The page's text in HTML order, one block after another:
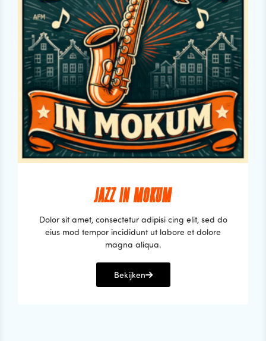
JAZZ IN MOKUM
Dolor sit amet, consectetur adipisi cing elit, sed do
eius mod tempor incididunt ut labore et dolore
magna aliqua.
Bekijken